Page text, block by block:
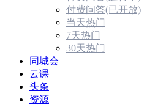
付费问答(已开放)
当天热门
7天热门
30天热门
同城会
云课
头条
资源